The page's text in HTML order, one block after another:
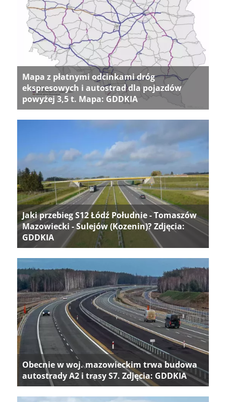
Mapa z płatnymi odcinkami dróg
ekspresowych i autostrad dla pojazdów
powyżej 3,5 t. Mapa: GDDKIA
Jaki przebieg S12 Łódź Południe - Tomaszów
Mazowiecki - Sulejów (Kozenin)? Zdjęcia:
GDDKIA
Obecnie w woj. mazowieckim trwa budowa
autostrady A2 i trasy S7. Zdjęcia: GDDKIA